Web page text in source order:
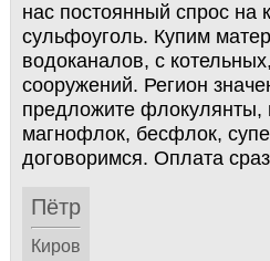
нас постоянный спрос на
сульфоуголь. Купим
водоканалов, с
сооружений. Регион
предложите флокулянты,
магнофлок, бесфлок,
договоримся. Оплата
Пётр
Киров